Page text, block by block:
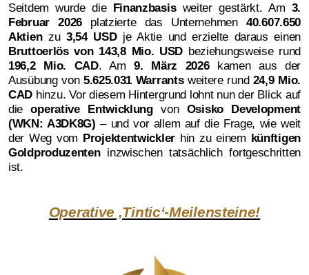
Seitdem wurde die Finanzbasisweiter gestärkt. Am 3.
Februar 2026 platzierte das Unternehmen 40.607.650
Aktienzu 3,54 USDje Aktie und erzielte daraus einen
Bruttoerlös von 143,8 Mio. USD beziehungsweise rund
196,2 Mio. CAD. Am9. März 2026kamen aus der
Ausübung von 5.625.031 Warrantsweitere rund 24,9 Mio.
CAD hinzu. Vor diesem Hintergrund lohnt nun der Blick auf
dieoperative Entwicklungvon Osisko Development
(WKN: A3DK8G) – und vor allem auf die Frage, wie weit
der Weg vom Projektentwicklerhin zu einem künftigen
Goldproduzenteninzwischen tatsächlich fortgeschritten
ist.
Operative ‚Tintic‘-Meilensteine!